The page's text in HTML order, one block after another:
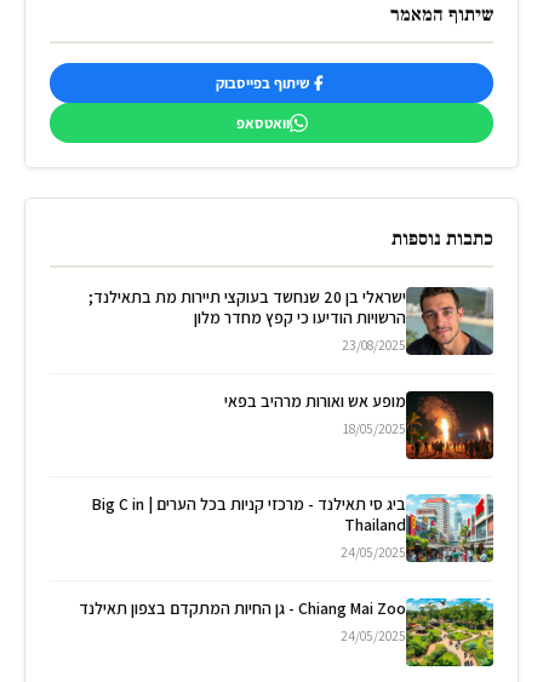
שיתוף המאמר
שיתוף בפייסבוק
וואטסאפ
כתבות נוספות
ישראלי בן 20 שנחשד בעוקצי תיירות מת בתאילנד;
הרשויות הודיעו כי קפץ מחדר מלון
23/08/2025
מופע אש ואורות מרהיב בפאי
18/05/2025
ביג סי תאילנד - מרכזי קניות בכל הערים | Big C in
Thailand
24/05/2025
Chiang Mai Zoo - גן החיות המתקדם בצפון תאילנד
24/05/2025